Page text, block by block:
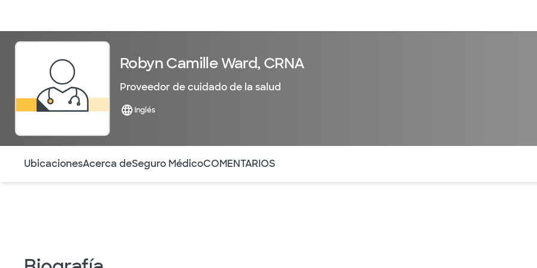
Robyn Camille Ward, CRNA
Proveedor de cuidado de la salud
Inglés
UbicacionesAcerca deSeguro MédicoCOMENTARIOS